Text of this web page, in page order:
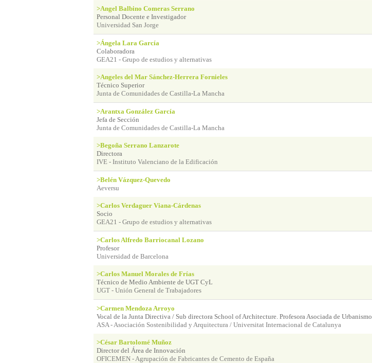
>Angel Balbino Comeras Serrano
Personal Docente e Investigador
Universidad San Jorge
>Ángela Lara García
Colaboradora
GEA21 - Grupo de estudios y alternativas
>Angeles del Mar Sánchez-Herrera Fornieles
Técnico Superior
Junta de Comunidades de Castilla-La Mancha
>Arantxa González García
Jefa de Sección
Junta de Comunidades de Castilla-La Mancha
>Begoña Serrano Lanzarote
Directora
IVE - Instituto Valenciano de la Edificación
>Belén Vázquez-Quevedo
Aeversu
>Carlos Verdaguer Viana-Cárdenas
Socio
GEA21 - Grupo de estudios y alternativas
>Carlos Alfredo Barriocanal Lozano
Profesor
Universidad de Barcelona
>Carlos Manuel Morales de Frías
Técnico de Medio Ambiente de UGT CyL
UGT - Unión General de Trabajadores
>Carmen Mendoza Arroyo
Vocal de la Junta Directiva / Sub directora School of Architecture. Profesora Asociada de Urbanismo
ASA - Asociación Sostenibilidad y Arquitectura / Universitat Internacional de Catalunya
>César Bartolomé Muñoz
Director del Área de Innovación
OFICEMEN - Agrupación de Fabricantes de Cemento de España